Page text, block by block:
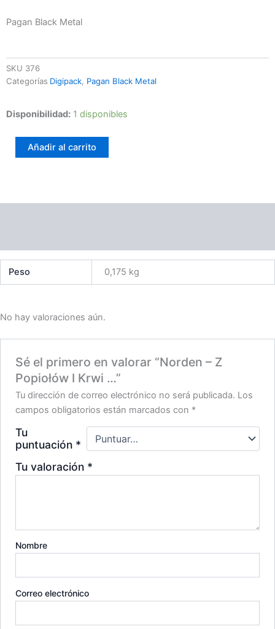
Pagan Black Metal
SKU 376
Categorías Digipack, Pagan Black Metal
Disponibilidad: 1 disponibles
Norden
PopiołówAñadir al carrito
Peso 0,175 kg
No hay valoraciones aún.
Sé el primero en valorar “Norden – Z
Popiołów I Krwi …”
Tu dirección de correo electrónico no será publicada. Los
campos obligatorios están marcados con *
Tu
puntuación *
Tu valoración *
Nombre
Correo electrónico